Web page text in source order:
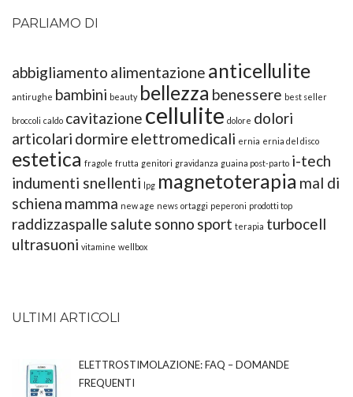
PARLIAMO DI
abbigliamento alimentazione anticellulite
antirughe bambini beauty bellezza benessere best seller
broccoli caldo cavitazione cellulite dolore dolori
articolari dormire elettromedicali ernia ernia del disco
estetica fragole frutta genitori gravidanza guaina post-parto i-tech
indumenti snellenti
lpg magnetoterapia mal di
schiena mamma new age news ortaggi peperoni prodotti top
raddizzaspalle salute sonno sport terapia turbocell
ultrasuoni vitamine wellbox
ULTIMI ARTICOLI
ELETTROSTIMOLAZIONE: FAQ – DOMANDE
FREQUENTI